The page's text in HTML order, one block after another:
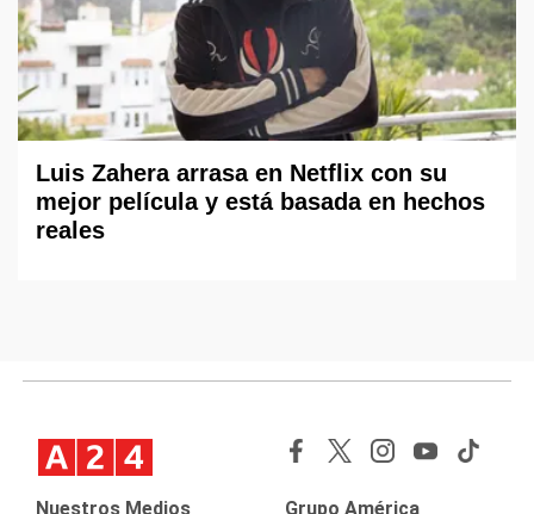
Luis Zahera arrasa en Netflix con su
mejor película y está basada en hechos
reales
Nuestros Medios Grupo América